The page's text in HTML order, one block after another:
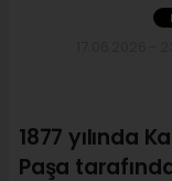
1877 yılında
Paşa